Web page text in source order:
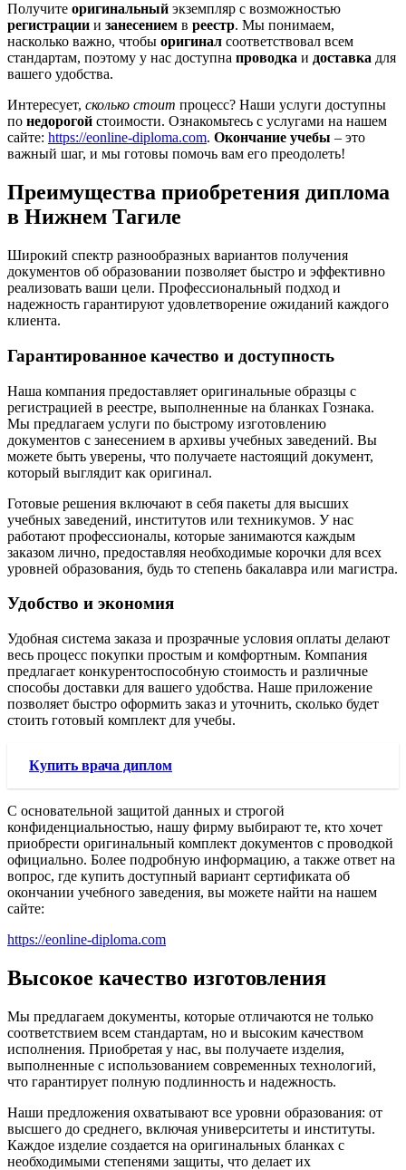
Получите оригинальный экземпляр с возможностью
регистрации и занесением в реестр. Мы понимаем,
насколько важно, чтобы оригинал соответствовал всем
стандартам, поэтому у нас доступна проводка и доставка для
вашего удобства.
Интересует, сколько стоит процесс? Наши услуги доступны
по недорогой стоимости. Ознакомьтесь с услугами на нашем
сайте: https://eonline-diploma.com. Окончание учебы – это
важный шаг, и мы готовы помочь вам его преодолеть!
Преимущества приобретения диплома
в Нижнем Тагиле
Широкий спектр разнообразных вариантов получения
документов об образовании позволяет быстро и эффективно
реализовать ваши цели. Профессиональный подход и
надежность гарантируют удовлетворение ожиданий каждого
клиента.
Гарантированное качество и доступность
Наша компания предоставляет оригинальные образцы с
регистрацией в реестре, выполненные на бланках Гознака.
Мы предлагаем услуги по быстрому изготовлению
документов с занесением в архивы учебных заведений. Вы
можете быть уверены, что получаете настоящий документ,
который выглядит как оригинал.
Готовые решения включают в себя пакеты для высших
учебных заведений, институтов или техникумов. У нас
работают профессионалы, которые занимаются каждым
заказом лично, предоставляя необходимые корочки для всех
уровней образования, будь то степень бакалавра или магистра.
Удобство и экономия
Удобная система заказа и прозрачные условия оплаты делают
весь процесс покупки простым и комфортным. Компания
предлагает конкурентоспособную стоимость и различные
способы доставки для вашего удобства. Наше приложение
позволяет быстро оформить заказ и уточнить, сколько будет
стоить готовый комплект для учебы.
Купить врача диплом
С основательной защитой данных и строгой
конфиденциальностью, нашу фирму выбирают те, кто хочет
приобрести оригинальный комплект документов с проводкой
официально. Более подробную информацию, а также ответ на
вопрос, где купить доступный вариант сертификата об
окончании учебного заведения, вы можете найти на нашем
сайте:
https://eonline-diploma.com
Высокое качество изготовления
Мы предлагаем документы, которые отличаются не только
соответствием всем стандартам, но и высоким качеством
исполнения. Приобретая у нас, вы получаете изделия,
выполненные с использованием современных технологий,
что гарантирует полную подлинность и надежность.
Наши предложения охватывают все уровни образования: от
высшего до среднего, включая университеты и институты.
Каждое изделие создается на оригинальных бланках с
необходимыми степенями защиты, что делает их